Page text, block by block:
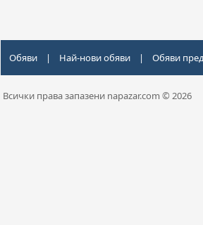
Обяви | Най-нови обяви | Обяви
Всички права запазени napazar.com © 2026